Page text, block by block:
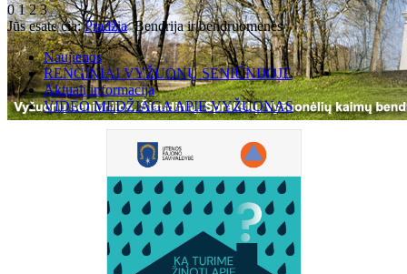
0123
Jūs esate čia:Pradžia Bendrija ir bendruomenės
Naujienos
RENGINIAI VYŽUONŲ SENIŪNIJOJE
Aktuali informacija
VIDEO MEDŽIAGA APIE VYŽUONAS